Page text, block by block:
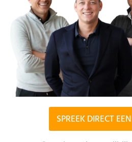
SPREEK DIRECT